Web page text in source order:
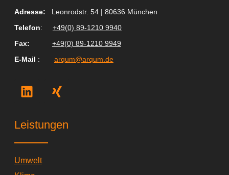
Adresse:
Leonrodstr. 54 | 80636 München
Telefon:
+49(0) 89-1210 9940
Fax:
+49(0) 89-1210 9949
E-Mail : arqum@arqum.de
L
i
k
d
i
X
i
g
Leistungen
Umwelt